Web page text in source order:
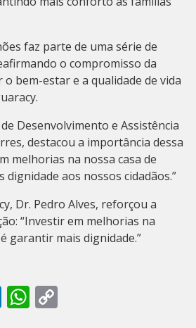
faz parte de uma série de
o compromisso da
bem-estar e a qualidade de vida
Desenvolvimento e Assistência
destacou a importância dessa
melhorias na nossa casa de
aos nossos cidadãos.”
Dr. Pedro Alves, reforçou a
“Investir em melhorias na
garantir mais dignidade.”
LinkedIn
WhatsApp